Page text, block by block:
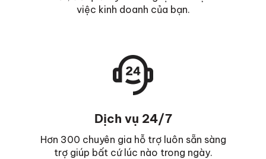
việc kinh doanh của bạn.
Dịch vụ 24/7
Hơn 300 chuyên gia hỗ trợ luôn sẵn sàng
trợ giúp bất cứ lúc nào trong ngày.